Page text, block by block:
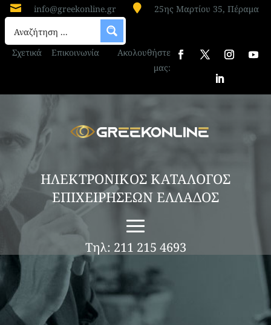
 info@greekonline.gr  25ης Μαρτίου 35, Πέραμα
Σχετικά Επικοινωνία
Ακολουθήστε
μας:
ΗΛΕΚΤΡΟΝΙΚΟΣ ΚΑΤΑΛΟΓΟΣ
ΕΠΙΧΕΙΡΗΣΕΩΝ ΕΛΛΑΔΟΣ
Τηλ: 211 215 4693